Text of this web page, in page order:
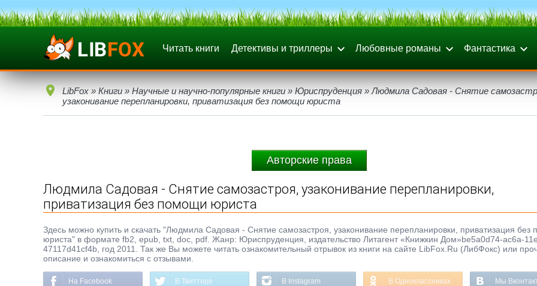
Читать книги Детективы и триллеры Любовные романы Фантастика
LibFox » Книги » Научные и научно-популярные книги » Юриспруденция » Людмила Садовая - Снятие
узаконивание перепланировки, приватизация без помощи юриста
Авторские права
Людмила Садовая - Снятие самозастроя, узаконивание перепланировки,
приватизация без помощи юриста
Здесь можно купить и скачать "Людмила Садовая - Снятие самозастроя, узаконивание перепланировки, приватизация без
юриста" в формате fb2, epub, txt, doc, pdf. Жанр: Юриспруденция, издательство Литагент «Книжкин Дом»be5a0d74-ac6a-
47117d41cf4b, год 2011. Так же Вы можете читать ознакомительный отрывок из книги на сайте LibFox.Ru (ЛибФокс) или
описание и ознакомиться с отзывами.
На Facebook В Твиттере В Instagram В Одноклассниках Мы